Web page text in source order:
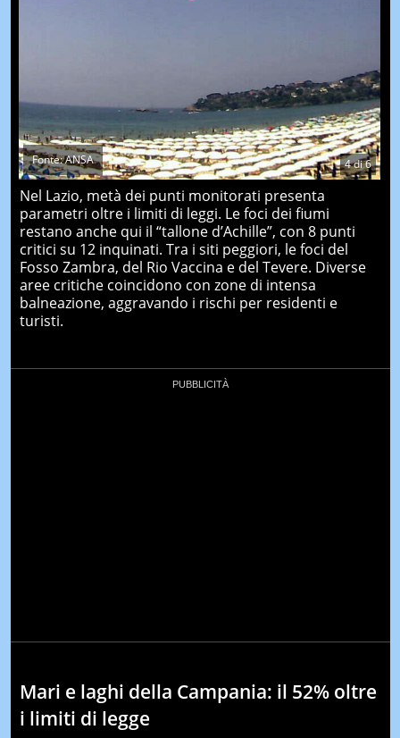
4di6
Fonte: ANSA
Nel Lazio, metà dei punti monitorati presenta
parametri oltre i limiti di leggi. Le foci dei fiumi
restano anche qui il “tallone d’Achille”, con 8 punti
critici su 12 inquinati. Tra i siti peggiori, le foci del
Fosso Zambra, del Rio Vaccina e del Tevere. Diverse
aree critiche coincidono con zone di intensa
balneazione, aggravando i rischi per residenti e
turisti.
Mari e laghi della Campania: il 52% oltre
i limiti di legge